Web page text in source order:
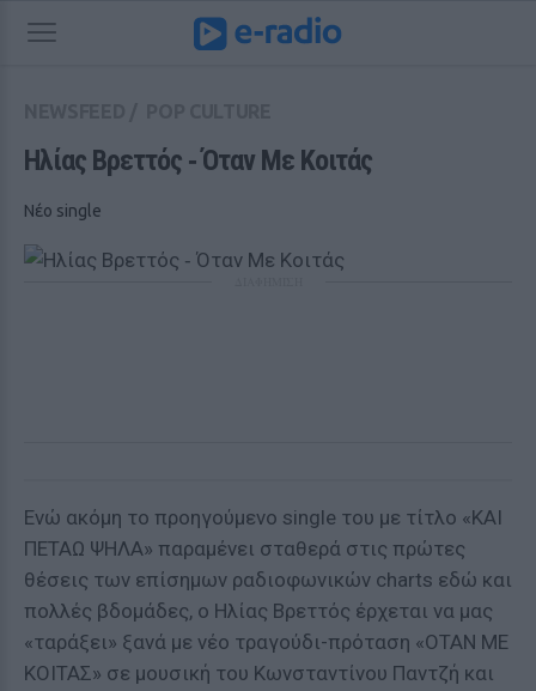
Ηλίας Βρεττός ‑ Όταν Με Κοιτάς
Νέο single
Ενώ ακόμη το προηγούμενο single του με τίτλο «ΚΑΙ
ΠΕΤΑΩ ΨΗΛΑ» παραμένει σταθερά στις πρώτες
θέσεις των επίσημων ραδιοφωνικών charts εδώ και
πολλές βδομάδες, ο Ηλίας Βρεττός έρχεται να μας
«ταράξει» ξανά με νέο τραγούδι-πρόταση «ΟΤΑΝ ΜΕ
ΚΟΙΤΑΣ» σε μουσική του Κωνσταντίνου Παντζή και